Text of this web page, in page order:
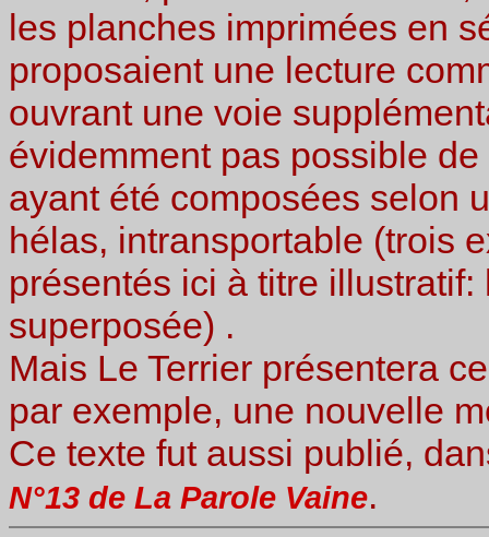
les planches imprimées en
proposaient une lecture
ouvrant une voie
évidemment pas possible
ayant été composées selon
hélas, intransportable (trois
présentés ici à titre
superposée) .
Mais Le Terrier présentera
par exemple, une nouvelle
Ce texte fut aussi publié,
N°13 de La Parole Vaine.